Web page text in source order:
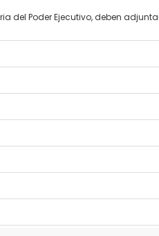
del Poder Ejecutivo, deben